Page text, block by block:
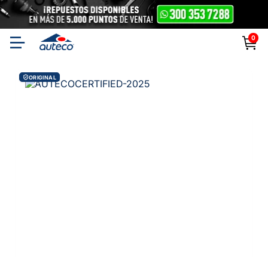
0
ORIGINAL